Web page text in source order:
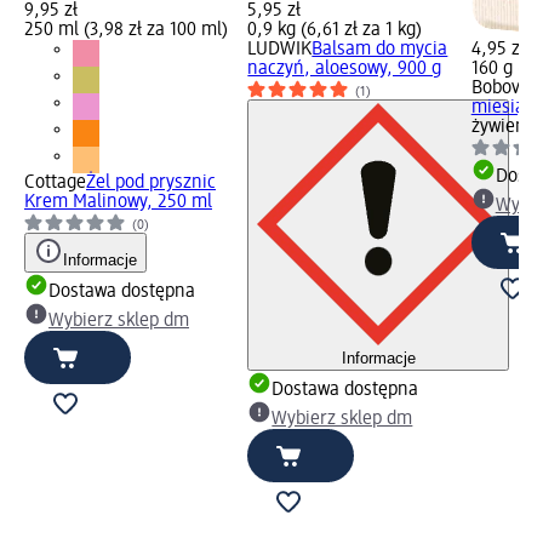
9,95 zł
250 ml (3,98 zł za 100 ml)
CottageŻel pod prysznic
Krem Malinowy, 250 ml
(0)
Informacje
Dostawa dostępna
Wybierz sklep dm
5,95 zł
0,9 kg (6,61 zł za 1 kg)
LUDWIKBalsam do mycia
naczyń, aloesowy, 900 g
(1)
Informacje
Dostawa dostępna
Wybierz sklep dm
4,95 zł
160 g
Bobovita